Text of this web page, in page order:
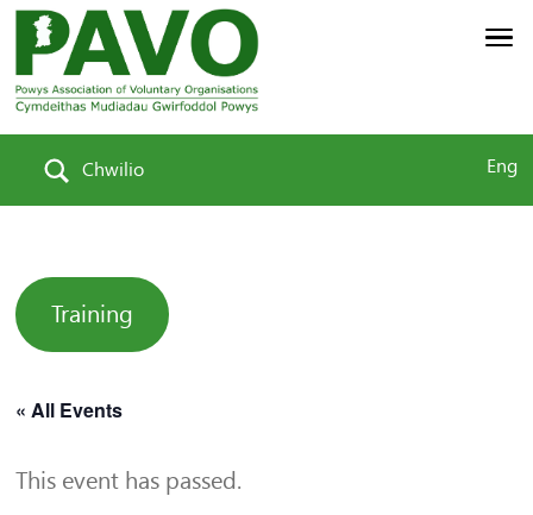
Chwilio Eng
Training
« All Events
This event has passed.